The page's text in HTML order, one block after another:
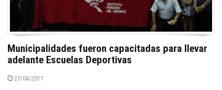
Municipalidades fueron capacitadas para llevar
adelante Escuelas Deportivas
27/04/2017